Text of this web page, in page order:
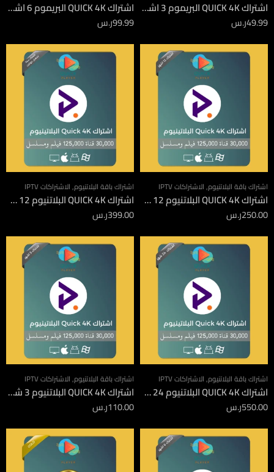
اشتراك QUICK 4K البريموم 3 اشهر
49.99ر.س
اشتراك QUICK 4K البريموم 6 اشهر
99.99ر.س
اشتراك باقة البلاتنيوم,الاشتراكات IPTV
اشتراك QUICK 4K البلاتنيوم 12 شهر
250.00ر.س
اشتراك باقة البلاتنيوم,الاشتراكات IPTV
اشتراك QUICK 4K البلاتنيوم 12 شهر جهازين
399.00ر.س
اشتراك باقة البلاتنيوم,الاشتراكات IPTV
اشتراك QUICK 4K البلاتنيوم 24 شهر
550.00ر.س
اشتراك باقة البلاتنيوم,الاشتراكات IPTV
اشتراك QUICK 4K البلاتنيوم 3 شهور
110.00ر.س